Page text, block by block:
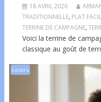
18 AVRIL 2026
TRADITIONNELLE, PLAT
TERRINE DE CAMPAGNE,
Voici la terrine de
classique au goût de
Loisirs